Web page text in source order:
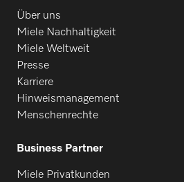
Über uns
Miele Nachhaltigkeit
Miele Weltweit
Presse
Karriere
Hinweismanagement
Menschenrechte
Business Partner
Miele Privatkunden